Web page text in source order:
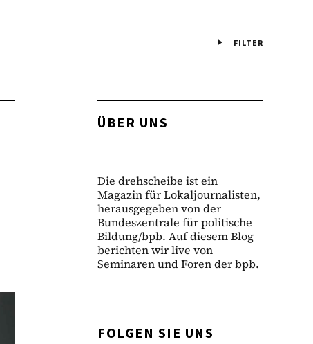
FILTER
ÜBER UNS
Die drehscheibe ist ein
Magazin für Lokaljournalisten,
herausgegeben von der
Bundeszentrale für politische
Bildung/bpb. Auf diesem Blog
berichten wir live von
Seminaren und Foren der bpb.
FOLGEN SIE UNS